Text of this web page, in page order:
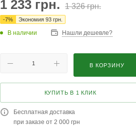
1 233 грн. 1 326грн.
-7% Экономия 93 грн.
В наличии Нашли дешевле?
В КОРЗИНУ
КУПИТЬ В 1 КЛИК
Бесплатная доставка
при заказе от 2 000 грн